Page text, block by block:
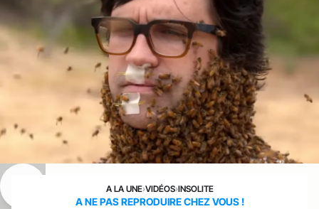
A LA UNE›VIDÉOS›INSOLITE
A NE PAS REPRODUIRE CHEZ VOUS !